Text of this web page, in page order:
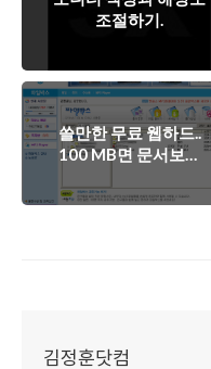
조절하기.
쓸만한 무료 웹하드..
100 MB면 문서보관
김정훈닷컴